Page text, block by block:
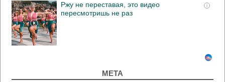
i
Ржу не переставая, это видео
пересмотришь не раз
МЕТА